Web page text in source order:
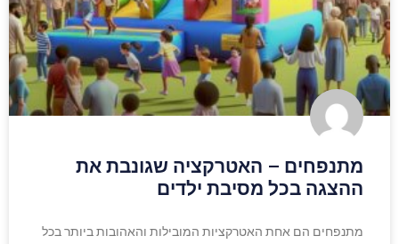
מתנפחים – האטרקציה שגונבת את
ההצגה בכל מסיבת ילדים
מתנפחים הם אחת האטרקציות המובילות והאהובות ביותר בכל